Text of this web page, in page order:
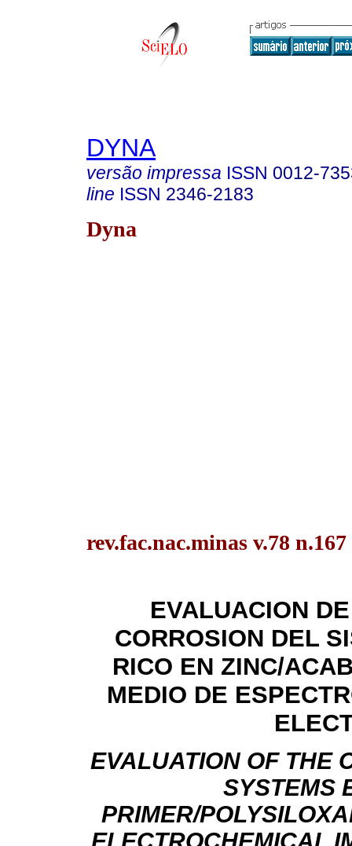
DYNA
versão impressa ISSN 0012-
line ISSN 2346-2183
Dyna
rev.fac.nac.minas v.78
EVALUACION
CORROSION DEL
RICO EN ZINC/
MEDIO DE
EVALUATION OF THE
SYSTEMS
PRIMER/